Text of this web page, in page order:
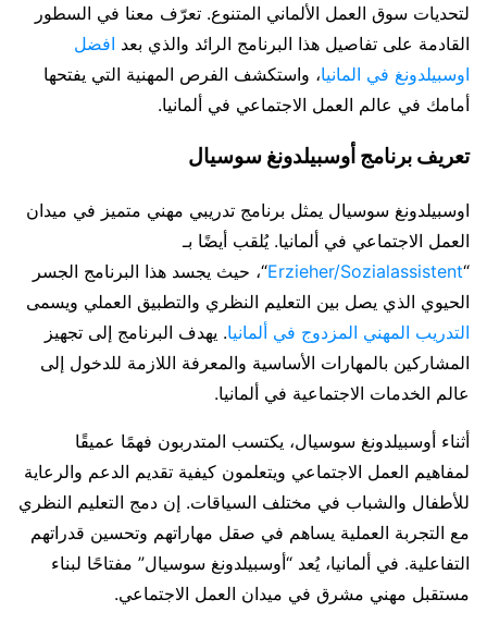
لتحديات سوق العمل الألماني المتنوع. تعرّف معنا في السطور
القادمة على تفاصيل هذا البرنامج الرائد والذي بعد افضل
اوسبيلدونغ في المانيا، واستكشف الفرص المهنية التي يفتحها
أمامك في عالم العمل الاجتماعي في ألمانيا.
تعريف برنامج أوسبيلدونغ سوسيال
اوسبيلدونغ سوسيال يمثل برنامج تدريبي مهني متميز في ميدان
العمل الاجتماعي في ألمانيا. يُلقب أيضًا بـ
“
Erzieher/Sozialassistent“، حيث يجسد هذا البرنامج الجسر
الحيوي الذي يصل بين التعليم النظري والتطبيق العملي ويسمى
التدريب المهني المزدوج في ألمانيا. يهدف البرنامج إلى تجهيز
المشاركين بالمهارات الأساسية والمعرفة اللازمة للدخول إلى
عالم الخدمات الاجتماعية في ألمانيا.
أثناء أوسبيلدونغ سوسيال، يكتسب المتدربون فهمًا عميقًا
لمفاهيم العمل الاجتماعي ويتعلمون كيفية تقديم الدعم والرعاية
للأطفال والشباب في مختلف السياقات. إن دمج التعليم النظري
مع التجربة العملية يساهم في صقل مهاراتهم وتحسين قدراتهم
التفاعلية. في ألمانيا، يُعد “أوسبيلدونغ سوسيال” مفتاحًا لبناء
مستقبل مهني مشرق في ميدان العمل الاجتماعي.